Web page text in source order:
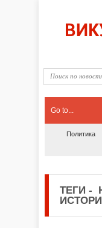
Go to...
Политика
ТЕГИ -